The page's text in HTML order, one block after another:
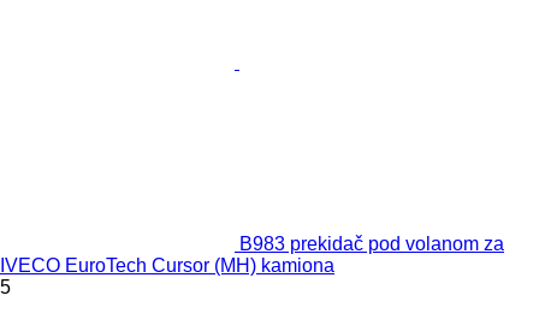
B983 prekidač pod volanom za
IVECO EuroTech Cursor (MH) kamiona
5